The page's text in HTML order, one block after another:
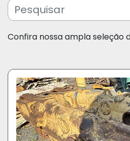
Fabricante
Confira nossa ampla seleção